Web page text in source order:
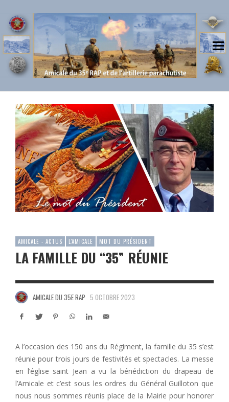
AMICALE - ACTUS L'AMICALE MOT DU PRÉSIDENT
LA FAMILLE DU “35” RÉUNIE
AMICALE DU 35E RAP 5 OCTOBRE 2023
A l’occasion des 150 ans du Régiment, la famille du 35 s’est
réunie pour trois jours de festivités et spectacles. La messe
en l’église saint Jean a vu la bénédiction du drapeau de
l’Amicale et c’est sous les ordres du Général Guilloton que
nous nous sommes réunis place de la Mairie pour honorer